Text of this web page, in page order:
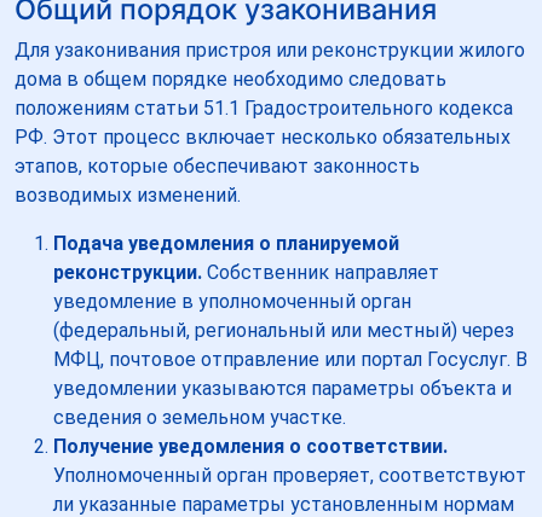
Общий порядок узаконивания
Для узаконивания пристроя или реконструкции жилого
дома в общем порядке необходимо следовать
положениям статьи 51.1 Градостроительного кодекса
РФ. Этот процесс включает несколько обязательных
этапов, которые обеспечивают законность
возводимых изменений.
Подача уведомления о планируемой
реконструкции. Собственник направляет
уведомление в уполномоченный орган
(федеральный, региональный или местный) через
МФЦ, почтовое отправление или портал Госуслуг. В
уведомлении указываются параметры объекта и
сведения о земельном участке.
Получение уведомления о соответствии.
Уполномоченный орган проверяет, соответствуют
ли указанные параметры установленным нормам